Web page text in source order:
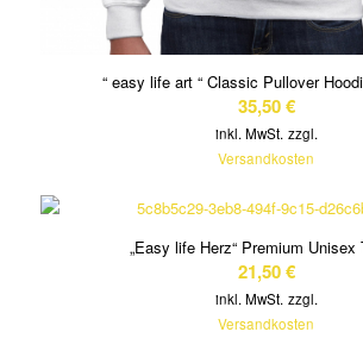
“ easy life art “ Classic Pullover
35,50€
inkl. MwSt. zzgl.
Versandkosten
„Easy life Herz“ Premium Unisex
21,50€
inkl. MwSt. zzgl.
Versandkosten